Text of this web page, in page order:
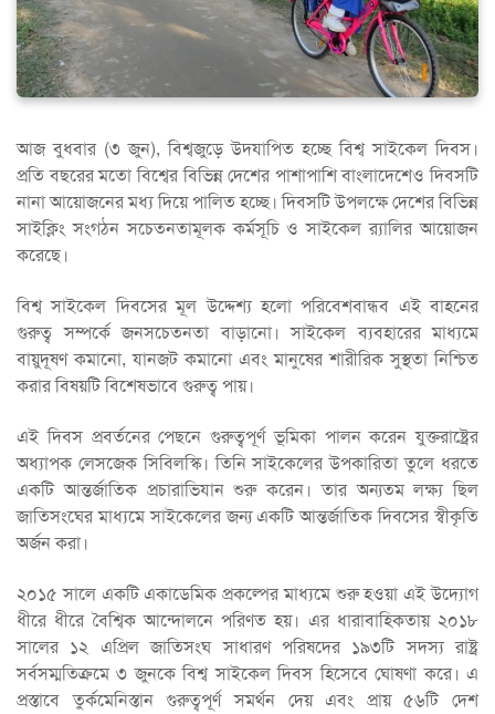
আজ বুধবার (৩ জুন), বিশ্বজুড়ে উদযাপিত হচ্ছে বিশ্ব সাইকেল দিবস।
প্রতি বছরের মতো বিশ্বের বিভিন্ন দেশের পাশাপাশি বাংলাদেশেও দিবসটি
নানা আয়োজনের মধ্য দিয়ে পালিত হচ্ছে। দিবসটি উপলক্ষে দেশের বিভিন্ন
সাইক্লিং সংগঠন সচেতনতামূলক কর্মসূচি ও সাইকেল র‌্যালির আয়োজন
করেছে।
বিশ্ব সাইকেল দিবসের মূল উদ্দেশ্য হলো পরিবেশবান্ধব এই বাহনের
গুরুত্ব সম্পর্কে জনসচেতনতা বাড়ানো। সাইকেল ব্যবহারের মাধ্যমে
বায়ুদূষণ কমানো, যানজট কমানো এবং মানুষের শারীরিক সুস্থতা নিশ্চিত
করার বিষয়টি বিশেষভাবে গুরুত্ব পায়।
এই দিবস প্রবর্তনের পেছনে গুরুত্বপূর্ণ ভূমিকা পালন করেন যুক্তরাষ্ট্রের
অধ্যাপক লেসজেক সিবিলস্কি। তিনি সাইকেলের উপকারিতা তুলে ধরতে
একটি আন্তর্জাতিক প্রচারাভিযান শুরু করেন। তার অন্যতম লক্ষ্য ছিল
জাতিসংঘের মাধ্যমে সাইকেলের জন্য একটি আন্তর্জাতিক দিবসের স্বীকৃতি
অর্জন করা।
২০১৫ সালে একটি একাডেমিক প্রকল্পের মাধ্যমে শুরু হওয়া এই উদ্যোগ
ধীরে ধীরে বৈশ্বিক আন্দোলনে পরিণত হয়। এর ধারাবাহিকতায় ২০১৮
সালের ১২ এপ্রিল জাতিসংঘ সাধারণ পরিষদের ১৯৩টি সদস্য রাষ্ট্র
সর্বসম্মতিক্রমে ৩ জুনকে বিশ্ব সাইকেল দিবস হিসেবে ঘোষণা করে। এ
প্রস্তাবে তুর্কমেনিস্তান গুরুত্বপূর্ণ সমর্থন দেয় এবং প্রায় ৫৬টি দেশ